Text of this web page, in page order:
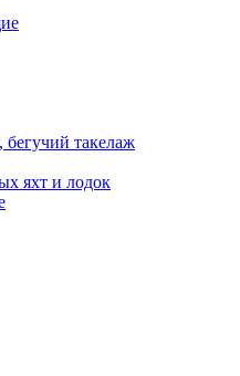
бегучий такелаж
яхт и лодок